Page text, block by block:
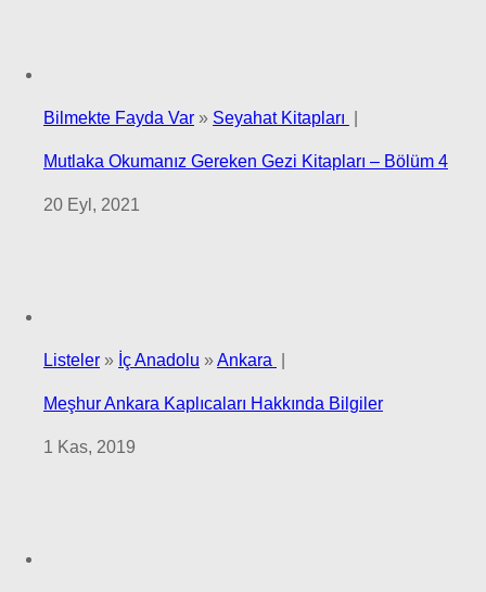
Bilmekte Fayda Var » Seyahat Kitapları
Mutlaka Okumanız Gereken Gezi Kitapları – Bölüm 4
20 Eyl, 2021
Listeler » İç Anadolu »Ankara
Meşhur Ankara Kaplıcaları Hakkında Bilgiler
1 Kas, 2019